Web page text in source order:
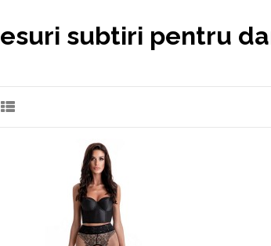
subtiri pentru